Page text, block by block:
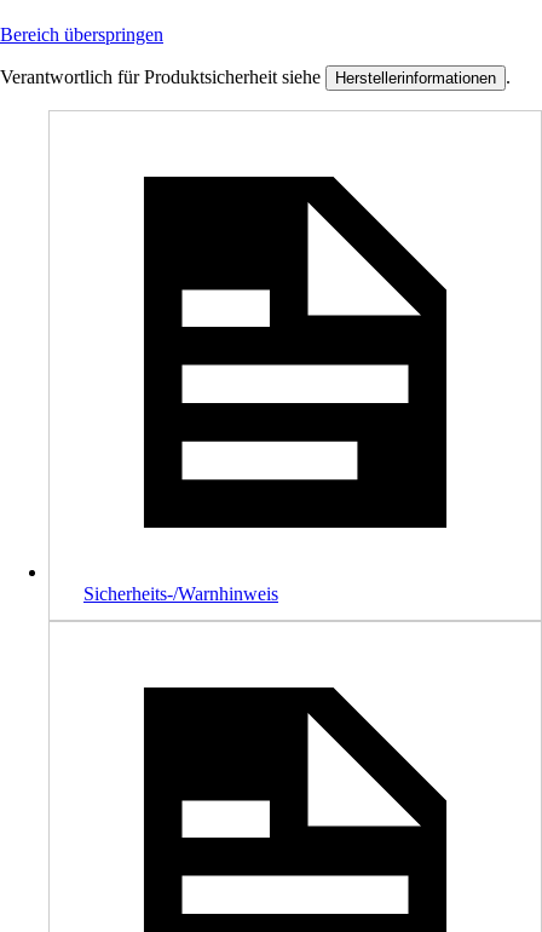
Bereich überspringen
Verantwortlich für Produktsicherheit siehe Herstellerinformationen .
Sicherheits-/Warnhinweis